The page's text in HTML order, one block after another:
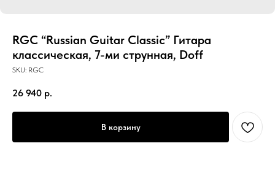
RGC “Russian Guitar Classic” Гитара
классическая, 7-ми струнная, Doff
SKU: RGC
26 940 р.
В корзину